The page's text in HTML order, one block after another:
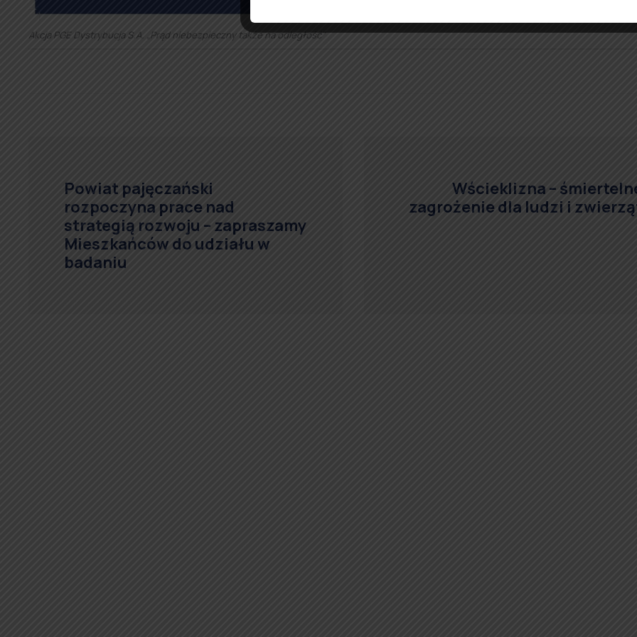
Akcja PGE Dystrybucja S.A. „Prąd niebezpieczny także na odległość”
Powiat pajęczański
rozpoczyna prace nad
strategią rozwoju – zapraszamy
Mieszkańców do udziału w
badaniu
Wścieklizna –
zagrożenie dla ludzi i